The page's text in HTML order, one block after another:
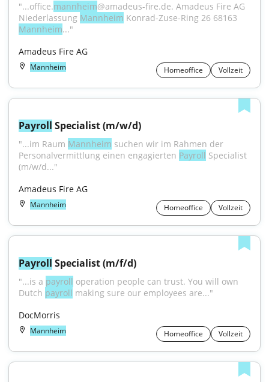
"...office.mannheim@amadeus-fire.de. Amadeus Fire AG
Niederlassung Mannheim
Mannheim..."
Amadeus Fire AG
Mannheim Homeoffice Vollzeit
Payroll Specialist (m/w/d)
"...im Raum Mannheim suchen wir im Rahmen der
Personalvermittlung einen engagierten Payroll Specialist
(m/w/d..."
Amadeus Fire AG
Mannheim Homeoffice Vollzeit
Payroll Specialist (m/f/d)
"...is a payroll operation people can trust. You will own
Dutch payroll making sure our employees are..."
DocMorris
Mannheim Homeoffice Vollzeit